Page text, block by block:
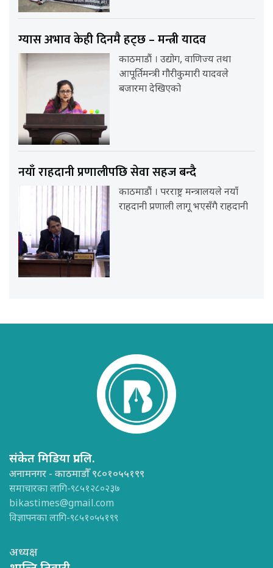
ग्यास अभाव केही दिनमै हट्छ – मन्त्री यादव
काठमाडौं । उद्योग, वाणिज्य तथा
आपूर्तिमन्त्री गौरीकुमारी यादवले
बजारमा देखिएको
नयाँ राहदानी प्रणालीपछि सेवा सहज बन्दै
काठमाडौं । परराष्ट्र मन्त्रालयले नयाँ
राहदानी प्रणाली लागू भएसँगै राहदानी
संकेत मिडिया प्रा.लि.
अनामनगर - काठमाडौँ ९८०१०५५१९९
समाचारका लागि-९८५१२८०२३७
bikastimes@gmail.com
विज्ञापनका लागि-९८५१०५५१९९
अध्यक्ष